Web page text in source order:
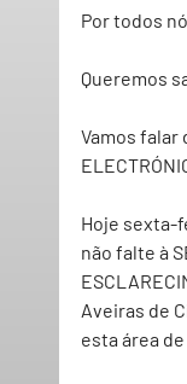
Por todos
Queremos
Vamos falar
Hoje sexta-
não falte à
Aveiras de
esta área